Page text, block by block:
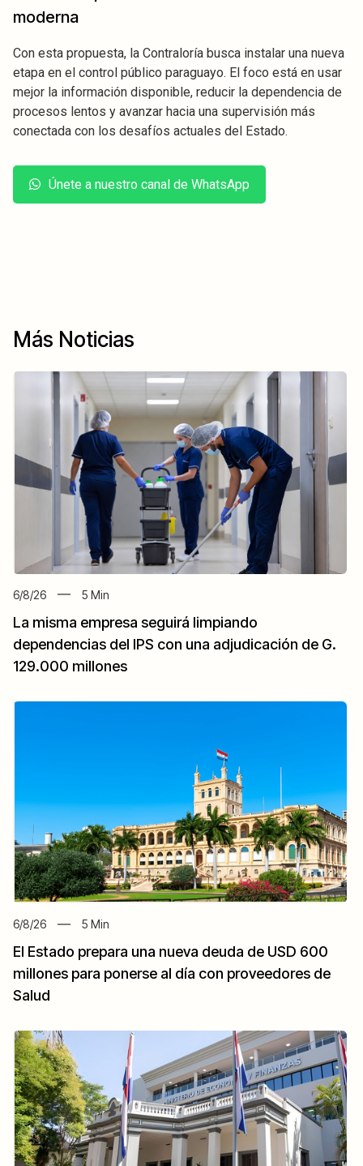
moderna
Con esta propuesta, la Contraloría busca instalar una nueva
etapa en el control público paraguayo. El foco está en usar
mejor la información disponible, reducir la dependencia de
procesos lentos y avanzar hacia una supervisión más
conectada con los desafíos actuales del Estado.
Únete a nuestro canal de WhatsApp
Más Noticias
6/8/26 5 Min
La misma empresa seguirá limpiando
dependencias del IPS con una adjudicación de G.
129.000 millones
6/8/26 5 Min
El Estado prepara una nueva deuda de USD 600
millones para ponerse al día con proveedores de
Salud